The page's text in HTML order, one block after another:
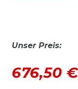
Unser Preis:
676,50 €